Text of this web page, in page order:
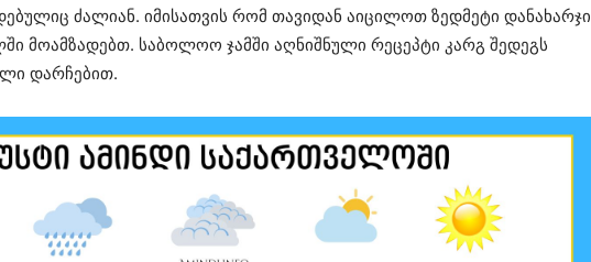
ძალიან. იმისათვის რომ თავიდან აიცილოთ ზედმეტი დანახარჯი
მოამზადებთ. საბოლოო ჯამში აღნიშნული რეცეპტი კარგ შედეგს
დარჩებით.